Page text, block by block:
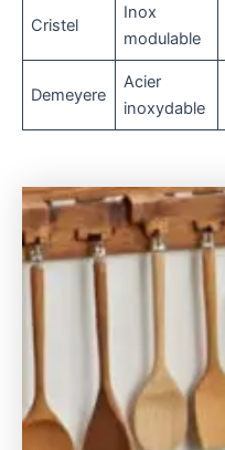
Cristel
Inox
modulable
Demeyere
Acier
inoxydable